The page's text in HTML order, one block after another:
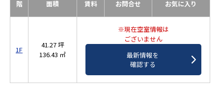
階 面積 賃料 お問合せ お気に入り
1F
41.27 坪
136.43 ㎡
※現在空室情報は
ございません
最新情報を
確認する